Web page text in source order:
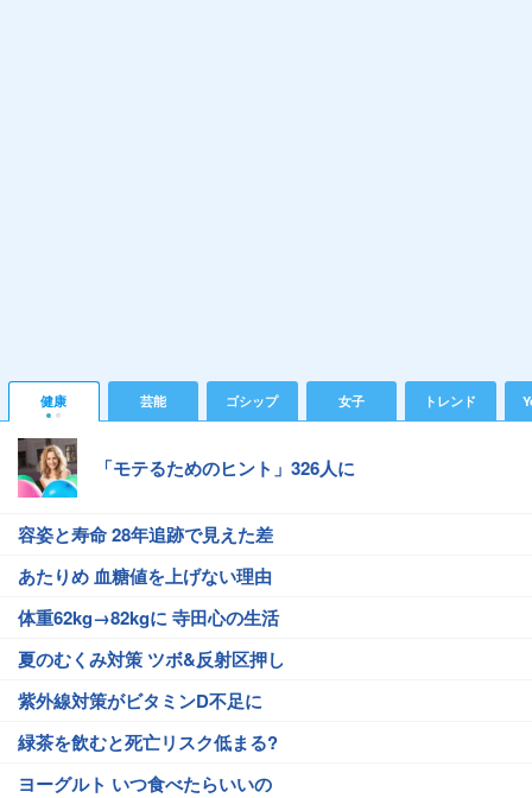
健康 芸能 ゴシップ 女子 トレンド
「モテるためのヒント」326人に
容姿と寿命 28年追跡で見えた差
あたりめ 血糖値を上げない理由
体重62kg→82kgに 寺田心の生活
夏のむくみ対策 ツボ&反射区押し
紫外線対策がビタミンD不足に
緑茶を飲むと死亡リスク低まる?
ヨーグルト いつ食べたらいいの